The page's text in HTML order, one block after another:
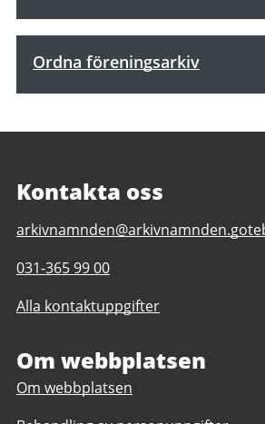
Ordna föreningsarkiv
Kontakta oss
E-
till
Regionarkivet
Telefonnummer
Regionarkivet
031-365 99 00
Alla kontaktuppgifter
Om webbplatsen
Om webbplatsen